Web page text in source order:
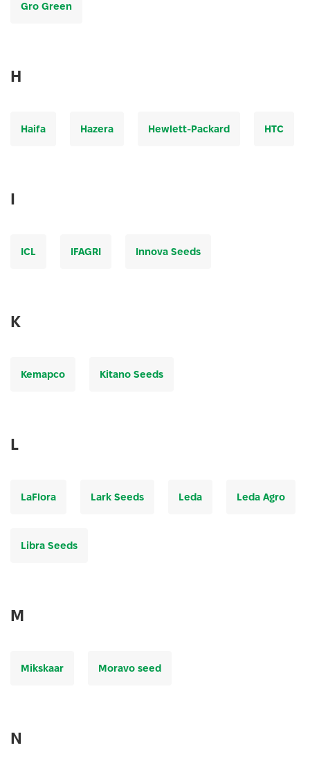
Gro Green
H
Haifa Hazera Hewlett-Packard HTC
I
ICL IFAGRI Innova Seeds
K
Kemapco Kitano Seeds
L
LaFlora Lark Seeds Leda Leda Agro
Libra Seeds
M
Mikskaar Moravo seed
N